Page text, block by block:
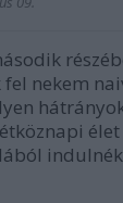
fel nekem